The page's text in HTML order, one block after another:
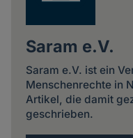
Saram e.V.
Saram e.V. ist ein
Menschenrechte in
Artikel, die damit
geschrieben.